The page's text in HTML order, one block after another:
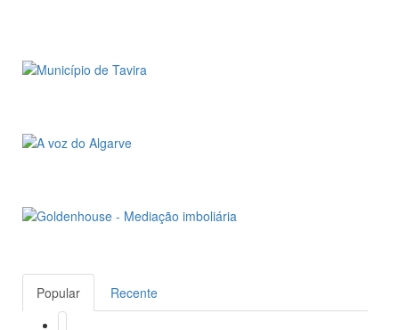
Popular Recente